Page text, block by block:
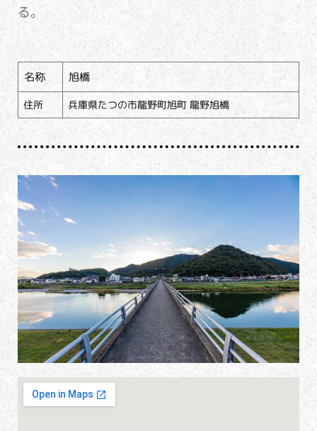
る。
名称 旭橋
住所 兵庫県たつの市龍野町旭町 龍野旭橋